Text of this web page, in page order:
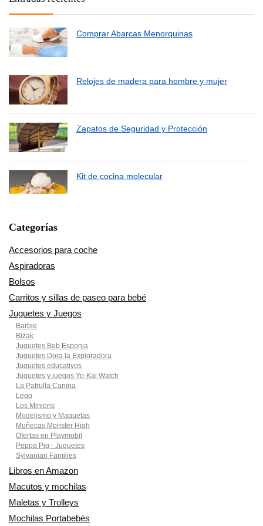
Comprar Abarcas Menorquinas
Relojes de madera para hombre y mujer
Zapatos de Seguridad y Protección
Kit de cocina molecular
Categorías
Accesorios para coche
Aspiradoras
Bolsos
Carritos y sillas de paseo para bebé
Juguetes y Juegos
Barbie
Bizak
Juguetes Bob Esponja
Juguetes Dora la Exploradora
Juguetes educativos
Juguetes y juegos Yo-Kai Watch
La Patrulla Canina
Lego
Los Minions
Modelismo y Maquetas
Muñecas Monster High
Ofertas en Playmobil
Peppa Pig - Juguetes
Sylvanian Families
Libros en Amazon
Macutos y mochilas
Maletas y Trolleys
Mochilas Portabebés